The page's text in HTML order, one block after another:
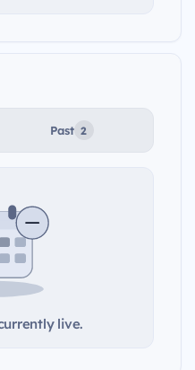
Past 2
live.